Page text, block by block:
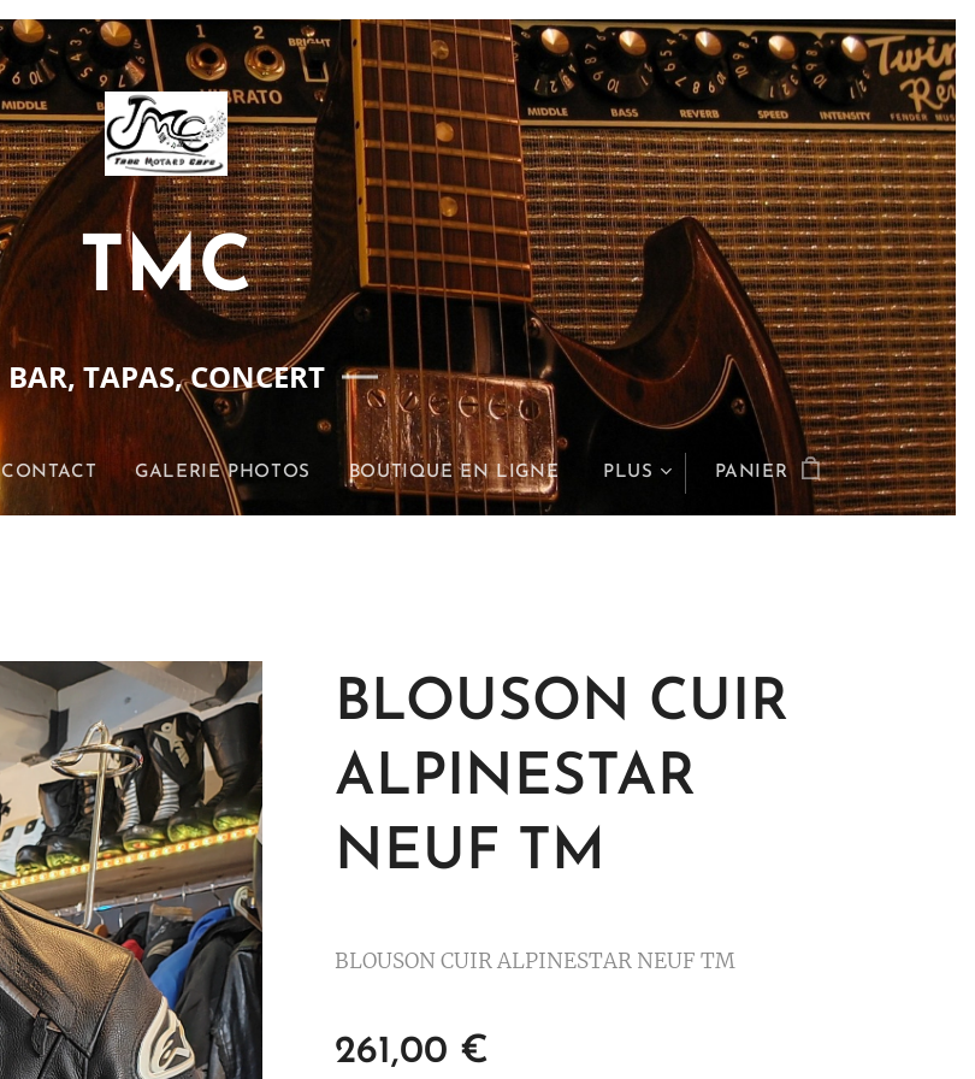
TMC
BAR, TAPAS, CONCERT
CONTACT GALERIE PHOTOS BOUTIQUE EN LIGNE PLUS PANIER
BLOUSON CUIR
ALPINESTAR
NEUF TM
BLOUSON CUIR ALPINESTAR NEUF TM
261,00 €